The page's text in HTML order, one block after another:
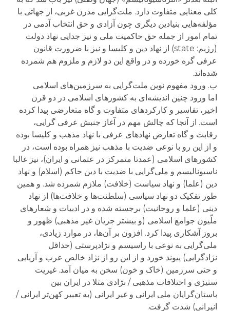
کلی معنایی متفاوت دارد. ملت‌گرایی مدرن غربی، از جهاتی با
مؤلفه‌هایی بنیادین دیگری چون آزادی و حق انتخاب آدمی در
تمام امور از جمله حق حاکمیت ملی و نیز جدایی نهاد دولت
(رژیم: state) از نهاد دین و کلیسا و نیز با ضرورت قانون
عرفی گره خورده و در واقع این دو لازم و ملزوم هم شمرده
شده‌اند.
ب. ورود مفهوم نوین ملت‌گرایی به سرزمین‌های اسلامی
اما ورود چنین اندیشه‌ای به کشورهای اسلامی در دو قرن
اخیر، تفاسیر و کارکردهای متفاوت و گاه متعارضی پیدا کرده
است. از آنجا که چالش مهم در آغاز جنبش عرفی گرایی،
رقابت و گاه تعارض نهادهای عرفی با نهاد مذهب و کلیسا بوده
و از این رو با نوعی ضدیت با مذهب نیز همراه بوده است، در
کشورهای اسلامی (عمدتا متمرکز در عثمانی و ایران)، نیز غالبا
ناسیونالیسم و ملی‌گرایی با ضدیت با دین حاکم (اسلام) و نهاد
دین (علما) و نهاد سیاست (خلافت) ملازم شمرده شد. و همین
طور تفکیک دو نهاد سیاسی (سلطنت‌ها و خلافت‌ها) از نهاد
دینی (علما و روحانیت) برجسته شده و در ادبیات و شعارهای
ملّیون جوامع اسلامی (و بیشتر جریان غیر مذهبی) ظهور و
بروز آشکاری پیدا کرد. افزون بر آن‌ها، در موارد زیادی،
ملی‌گرایی به نوعی با راسیسم و نژادپرستی (حداقل
نژادگرایی) پیوند خورد و از این رو از نژاد خالص عرب و آریایی
و حتی سرزمین (خاک و خون) سخن به میان آمد. غیریت
ستیزی و اختلافات مذهبی / نژادی مثلا در ایران بین
باستان‌گرایان ملی ایرانی و غیر ایرانی (به تعبیر کهن‌تر ایرانی /
انیرانی) شدت گرفت.